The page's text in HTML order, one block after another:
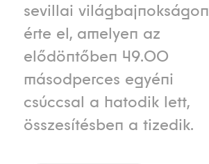
sevillai világbajnokságon
érte el, amelyen az
elődöntőben 49.00
másodperces egyéni
csúccsal a hatodik lett,
összesítésben a tizedik.